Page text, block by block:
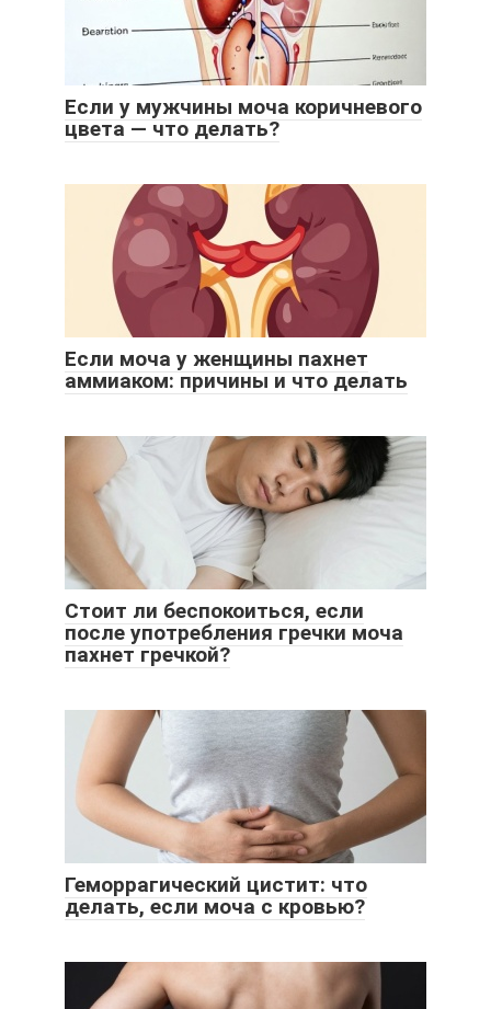
Если у мужчины моча коричневого
цвета — что делать?
Если моча у женщины пахнет
аммиаком: причины и что делать
Стоит ли беспокоиться, если
после употребления гречки моча
пахнет гречкой?
Геморрагический цистит: что
делать, если моча с кровью?